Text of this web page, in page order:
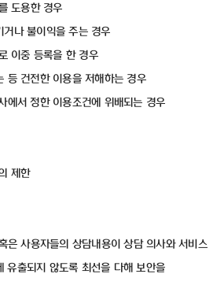
도용한 경우
거나 불이익을 주는 경우
이중 등록을 한 경우
등 건전한 이용을 저해하는 경우
에서 정한 이용조건에 위배되는 경우
제한
은 사용자들의 상담내용이 상담 의사와 서비스
유출되지 않도록 최선을 다해 보안을